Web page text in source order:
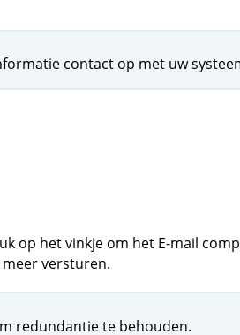
contact op met uw
op het vinkje om het E-mail
versturen.
redundantie te behouden.